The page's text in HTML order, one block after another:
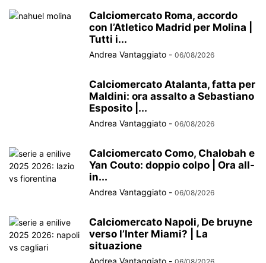
Calciomercato Roma, accordo
con l’Atletico Madrid per Molina |
Tutti i...
Andrea Vantaggiato - 06/08/2026
Calciomercato Atalanta, fatta per
Maldini: ora assalto a Sebastiano
Esposito |...
Andrea Vantaggiato - 06/08/2026
Calciomercato Como, Chalobah e
Yan Couto: doppio colpo | Ora all-
in...
Andrea Vantaggiato - 06/08/2026
Calciomercato Napoli, De bruyne
verso l’Inter Miami? | La
situazione